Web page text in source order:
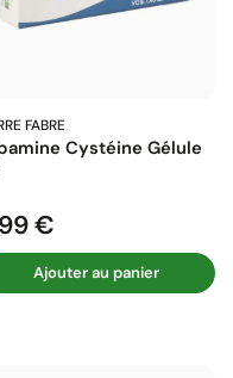
FABRE
Cystéine Gélule
€
Ajouter au panier